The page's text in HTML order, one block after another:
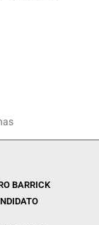
BARRICK